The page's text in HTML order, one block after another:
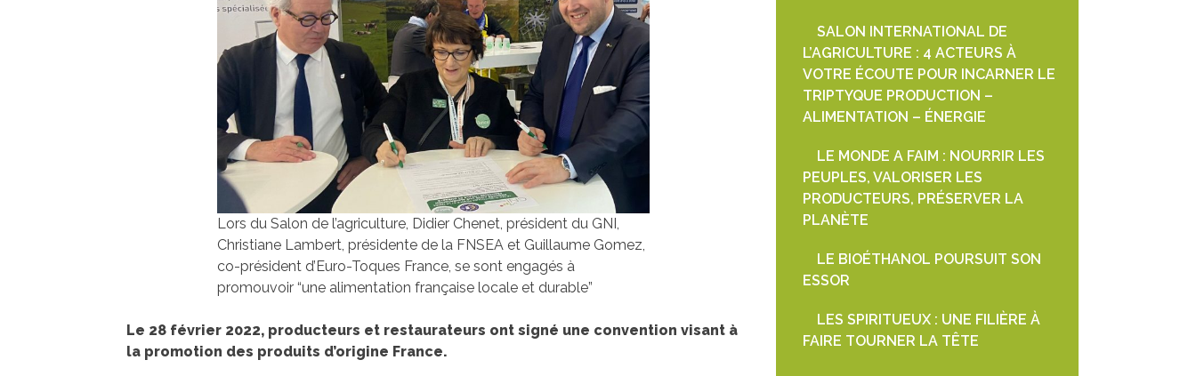
Lors du Salon de l’agriculture, Didier Chenet, président du GNI,
Christiane Lambert, présidente de la FNSEA et Guillaume Gomez,
co-président d’Euro-Toques France, se sont engagés à
promouvoir “une alimentation française locale et durable”
Le 28 février 2022, producteurs et restaurateurs ont signé une convention visant à
la promotion des produits d’origine France.
SALON INTERNATIONAL DE
L’AGRICULTURE : 4 ACTEURS À
VOTRE ÉCOUTE POUR INCARNER LE
TRIPTYQUE PRODUCTION –
ALIMENTATION – ÉNERGIE
LE MONDE A FAIM : NOURRIR LES
PEUPLES, VALORISER LES
PRODUCTEURS, PRÉSERVER LA
PLANÈTE
LE BIOÉTHANOL POURSUIT SON
ESSOR
LES SPIRITUEUX : UNE FILIÈRE À
FAIRE TOURNER LA TÊTE